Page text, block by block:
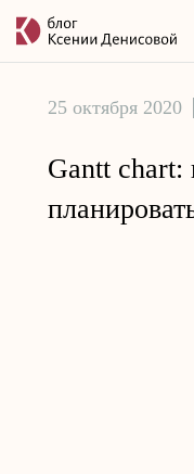
25 октября 2020
Gantt chart: